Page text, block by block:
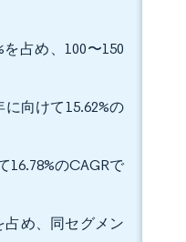
占め、100〜150
向けて15.62%の
16.78%のCAGRで
占め、同セグメン